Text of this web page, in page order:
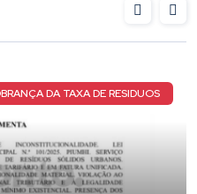
TAXA DE RESIDUOS